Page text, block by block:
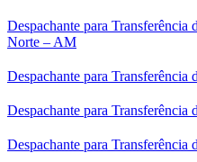
Despachante para
Norte – AM
Despachante para
Despachante para
Despachante para